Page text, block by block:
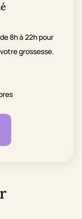
8h à 22h pour
grossesse.